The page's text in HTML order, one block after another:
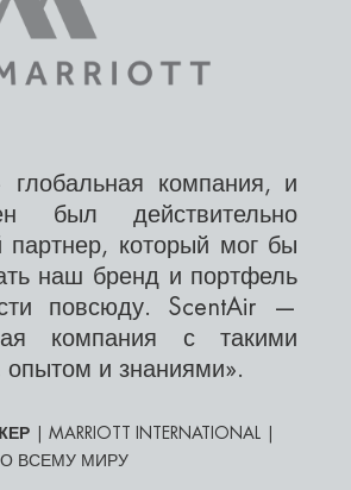
компания, и
был действительно
партнер, который мог бы
наш бренд и портфель
повсюду. ScentAir —
компания с такими
и знаниями».
| MARRIOTT INTERNATIONAL |
ВСЕМУ МИРУ